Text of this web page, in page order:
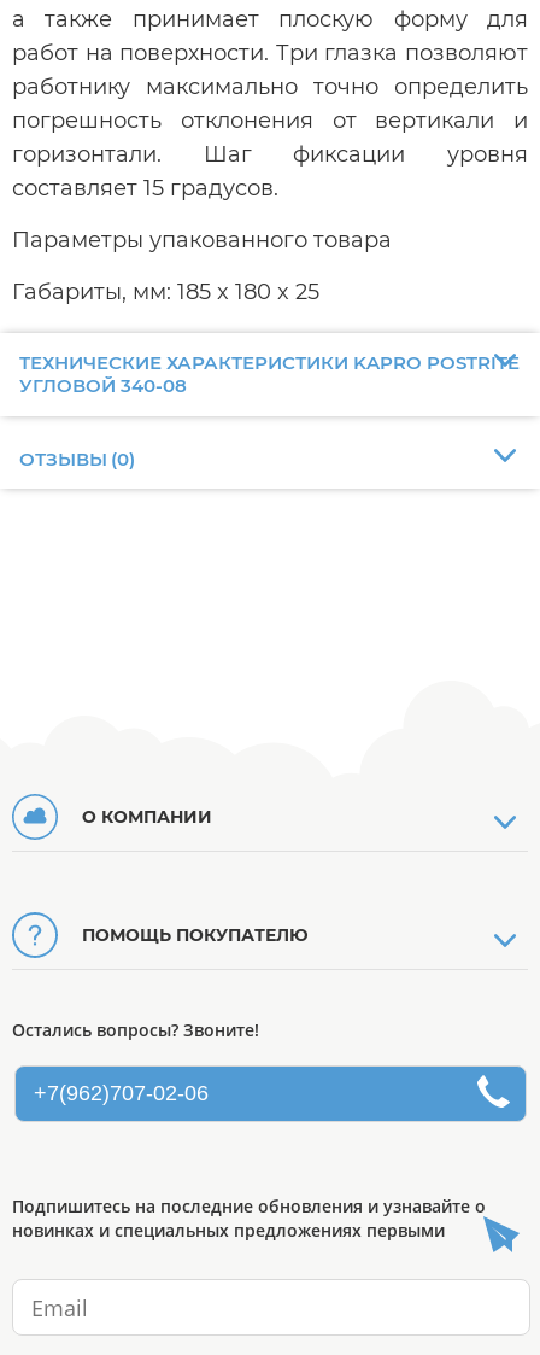
а также принимает плоскую форму для
работ на поверхности. Три глазка позволяют
работнику максимально точно определить
погрешность отклонения от вертикали и
горизонтали. Шаг фиксации уровня
составляет 15 градусов.
Параметры упакованного товара
Габариты, мм: 185 x 180 x 25
ТЕХНИЧЕСКИЕ ХАРАКТЕРИСТИКИ KAPRO POSTRITE
УГЛОВОЙ 340-08
ОТЗЫВЫ (0)
О КОМПАНИИ
ПОМОЩЬ ПОКУПАТЕЛЮ
Остались вопросы? Звоните!
+7(962)707-02-06
Подпишитесь на последние обновления и узнавайте о
новинках и специальных предложениях первыми